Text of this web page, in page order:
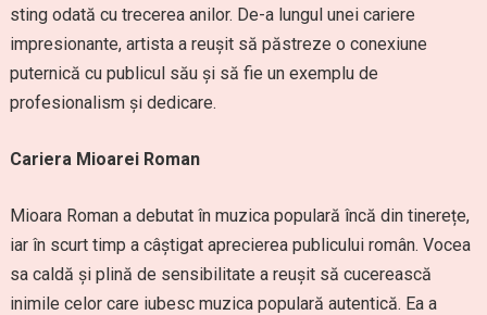
sting odată cu trecerea anilor. De-a lungul unei cariere
impresionante, artista a reușit să păstreze o conexiune
puternică cu publicul său și să fie un exemplu de
profesionalism și dedicare.
Cariera Mioarei Roman
Mioara Roman a debutat în muzica populară încă din tinerețe,
iar în scurt timp a câștigat aprecierea publicului român. Vocea
sa caldă și plină de sensibilitate a reușit să cucerească
inimile celor care iubesc muzica populară autentică. Ea a